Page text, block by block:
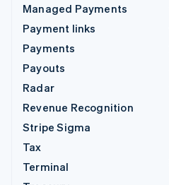
Managed Payments
Payment links
Payments
Payouts
Radar
Revenue Recognition
Stripe Sigma
Tax
Terminal